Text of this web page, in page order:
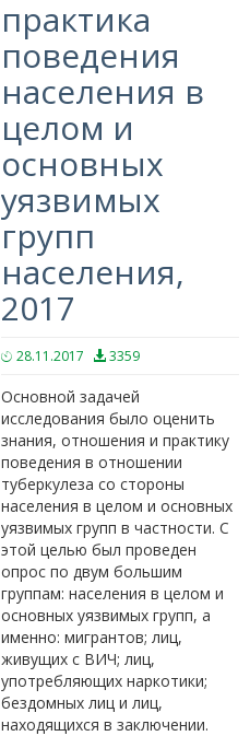
практика
поведения
населения в
целом и
основных
уязвимых
групп
населения,
2017
28.11.2017 3359
Основной задачей
исследования было оценить
знания, отношения и практику
поведения в отношении
туберкулеза со стороны
населения в целом и основных
уязвимых групп в частности. С
этой целью был проведен
опрос по двум большим
группам: населения в целом и
основных уязвимых групп, а
именно: мигрантов; лиц,
живущих с ВИЧ; лиц,
употребляющих наркотики;
бездомных лиц и лиц,
находящихся в заключении.